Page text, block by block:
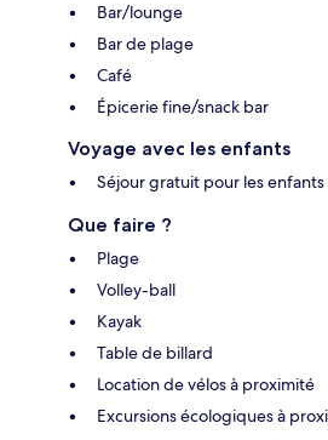
Bar/lounge
Bar de plage
Café
Épicerie fine/snack bar
Voyage avec les enfants
Séjour gratuit pour les enfants
Que faire ?
Plage
Volley-ball
Kayak
Table de billard
Location de vélos à proximité
Excursions écologiques à